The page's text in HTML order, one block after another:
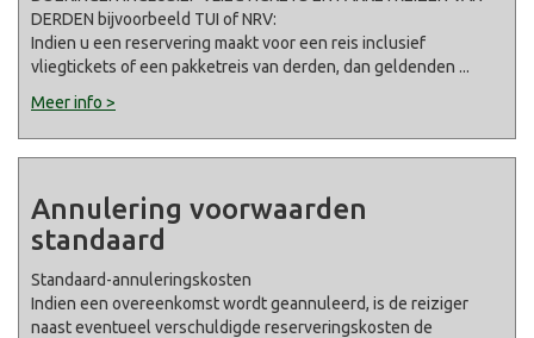
DERDEN bijvoorbeeld TUI of NRV:
Indien u een reservering maakt voor een reis inclusief
vliegtickets of een pakketreis van derden, dan geldenden ...
Meer info >
Annulering voorwaarden
standaard
Standaard-annuleringskosten
Indien een overeenkomst wordt geannuleerd, is de reiziger
naast eventueel verschuldigde reserveringskosten de